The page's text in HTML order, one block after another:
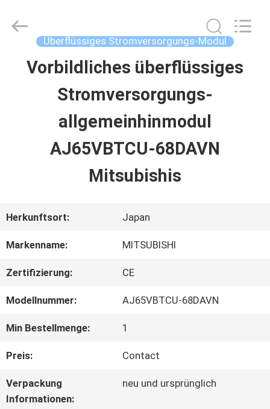
STARTSEITE
PRODUKTE
VIDEOS
FABRIK
TOUR
QUALITÄTSKONTROLLE
KONTAKT
Wisdomlong
Überflüssiges Stromversorgungs-Modul
Vorbildliches überflüssiges
Stromversorgungs-
allgemeinhinmodul
AJ65VBTCU-68DAVN
Mitsubishis
Herkunftsort: Japan
Markenname: MITSUBISHI
Zertifizierung: CE
Modellnummer: AJ65VBTCU-68DAVN
Min Bestellmenge: 1
Preis: Contact
Verpackung
Informationen:
neu und ursprünglich